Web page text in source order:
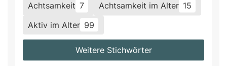
Achtsamkeit 7 Achtsamkeit im Alter 15
Aktiv im Alter 99
Weitere Stichwörter